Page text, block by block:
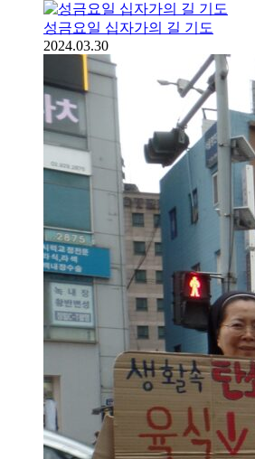
성금요일 십자가의 길 기도
2024.03.30